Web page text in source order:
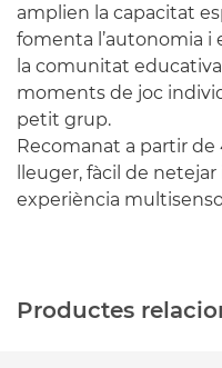
amplien la capacitat
fomenta l’autonomia i
la comunitat educativa
moments de joc
petit grup.
Recomanat a partir de
lleuger, fàcil de
experiència
Productes